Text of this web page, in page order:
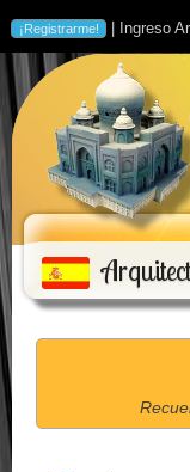
| Ingreso